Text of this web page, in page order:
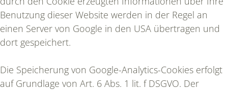
REFERENZEN
Benutzung dieser Website werden in der Regel an
einen Server von Google in den USA übertragen und
dort gespeichert.
Die Speicherung von Google-Analytics-Cookies erfolgt
auf Grundlage von Art. 6 Abs. 1 lit. f DSGVO. Der